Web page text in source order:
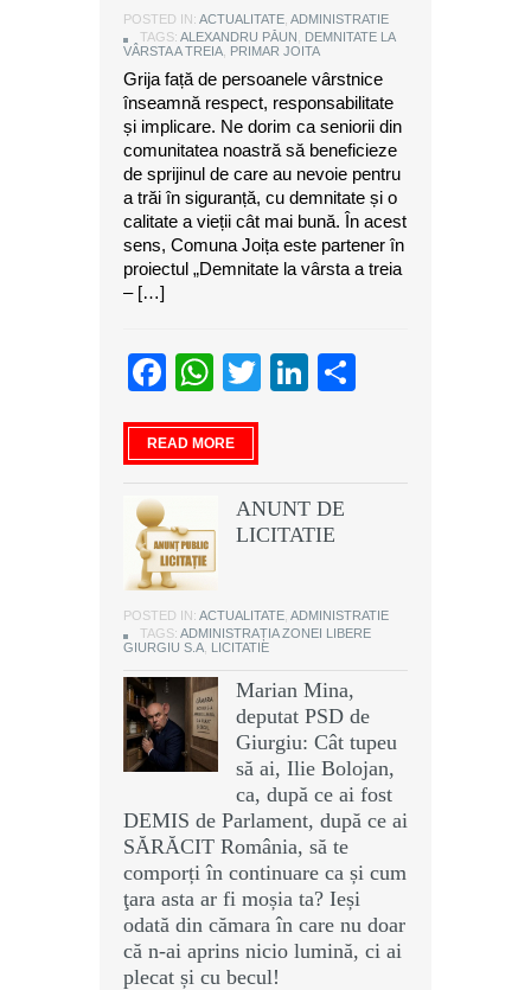
POSTED IN: ACTUALITATE ADMINISTRATIE
TAGS: ALEXANDRU PĂUN
DEMNITATE LA
VÂRSTA A TREIA PRIMAR JOITA
Grija față de persoanele vârstnice
înseamnă respect, responsabilitate
și implicare. Ne dorim ca seniorii din
comunitatea noastră să beneficieze
de sprijinul de care au nevoie pentru
a trăi în siguranță, cu demnitate și o
calitate a vieții cât mai bună. În acest
sens, Comuna Joița este partener în
proiectul „Demnitate la vârsta a treia
– […]
Facebook
WhatsApp
TwitterLinkedIn
READ MORE
ANUNT DE
LICITATIE
POSTED IN: ACTUALITATE ADMINISTRATIE
TAGS: ADMINISTRAȚIA ZONEI LIBERE
GIURGIU S.A LICITATIE
Marian Mina,
deputat PSD de
Giurgiu: Cât tupeu
să ai, Ilie Bolojan,
ca, după ce ai fost
DEMIS de Parlament, după ce ai
SĂRĂCIT România, să te
comporți în continuare ca și cum
ţara asta ar fi moșia ta? Ieși
odată din cămara în care nu doar
că n-ai aprins nicio lumină, ci ai
plecat și cu becul!